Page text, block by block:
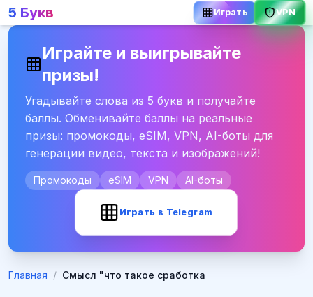
5 Букв Играть VPN
Играйте и выигрывайте
призы!
Угадывайте слова из 5 букв и получайте
баллы. Обменивайте баллы на реальные
призы: промокоды, eSIM, VPN, AI-боты для
генерации видео, текста и изображений!
Промокоды eSIM VPN AI-боты
Играть в Telegram
Главная / Смысл "что такое сработка